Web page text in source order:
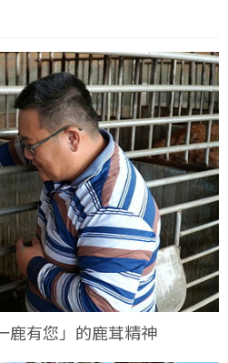
鹿有您」的鹿茸精神